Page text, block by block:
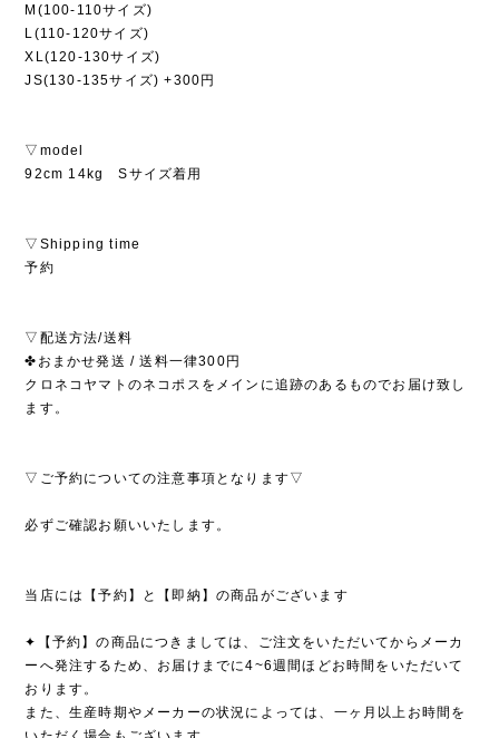
M(100-110サイズ)
L(110-120サイズ)
XL(120-130サイズ)
JS(130-135サイズ) +300円
▽model
92cm 14kg Sサイズ着用
▽Shipping time
予約
▽配送方法/送料
✤おまかせ発送 / 送料一律300円
クロネコヤマトのネコポスをメインに追跡のあるものでお届け致し
ます。
▽ご予約についての注意事項となります▽
必ずご確認お願いいたします。
当店には【予約】と【即納】の商品がございます
✦【予約】の商品につきましては、ご注文をいただいてからメーカ
ーへ発注するため、お届けまでに4~6週間ほどお時間をいただいて
おります。
また、生産時期やメーカーの状況によっては、一ヶ月以上お時間を